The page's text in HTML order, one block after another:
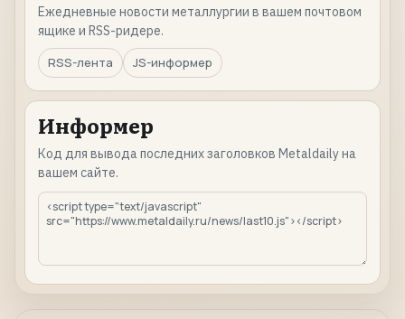
Ежедневные новости металлургии в вашем почтовом
ящике и RSS-ридере.
RSS-лента
JS-информер
Информер
Код для вывода последних заголовков Metaldaily на
вашем сайте.